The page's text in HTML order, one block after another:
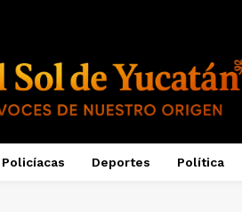
Policíacas Deportes Política